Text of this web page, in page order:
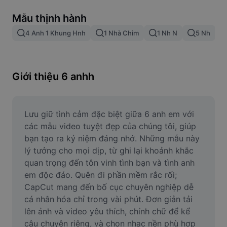
Gộp hình ảnh
Điều chỉnh kích thước hình ảnh
Công cụ tạo meme
AI Text Remover
AI People Remover
AI Inpainting
Face Cutout
Mẫu thịnh hành
4 Anh 1 Khung Hnh 1 Nhà Chim 1 Nh N 5 Nh
Giới thiệu 6 anhh
Lưu giữ tình cảm đặc biệt giữa 6 anh em với
các mẫu video tuyệt đẹp của chúng tôi, giúp
bạn tạo ra kỷ niệm đáng nhớ. Những mẫu này
lý tưởng cho mọi dịp, từ ghi lại khoảnh khắc
quan trọng đến tôn vinh tình bạn và tình anh
em độc đáo. Quên đi phần mềm rắc rối;
CapCut mang đến bố cục chuyên nghiệp dễ
cá nhân hóa chỉ trong vài phút. Đơn giản tải
lên ảnh và video yêu thích, chỉnh chữ để kể
câu chuyện riêng, và chọn nhạc nền phù hợp